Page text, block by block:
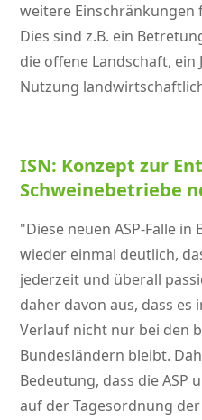
weitere Einschränkungen
Dies sind z.B. ein
die offene Landschaft, ein
Nutzung
ISN: Konzept zur
Schweinebetriebe
Diese neuen ASP-Fälle
wieder einmal deutlich,
jederzeit und überall
daher davon aus, dass es
Verlauf nicht nur bei den
Bundesländern bleibt.
Bedeutung, dass die ASP
auf der Tagesordnung